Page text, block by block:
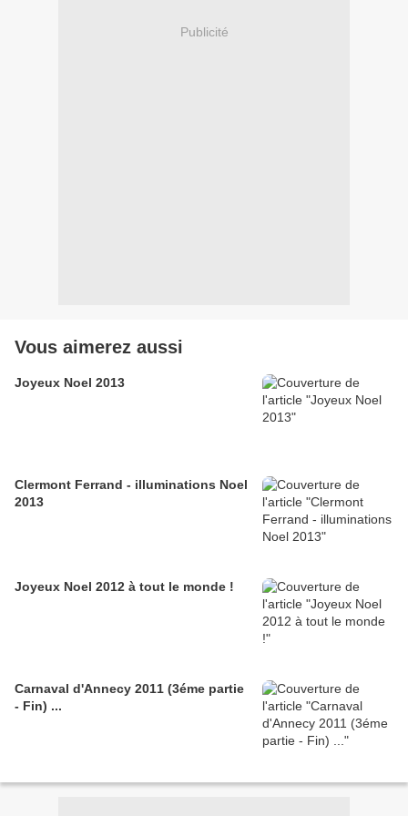
Publicité
Vous aimerez aussi
Joyeux Noel 2013
Clermont Ferrand - illuminations Noel
2013
Joyeux Noel 2012 à tout le monde !
Carnaval d'Annecy 2011 (3éme partie
- Fin) ...